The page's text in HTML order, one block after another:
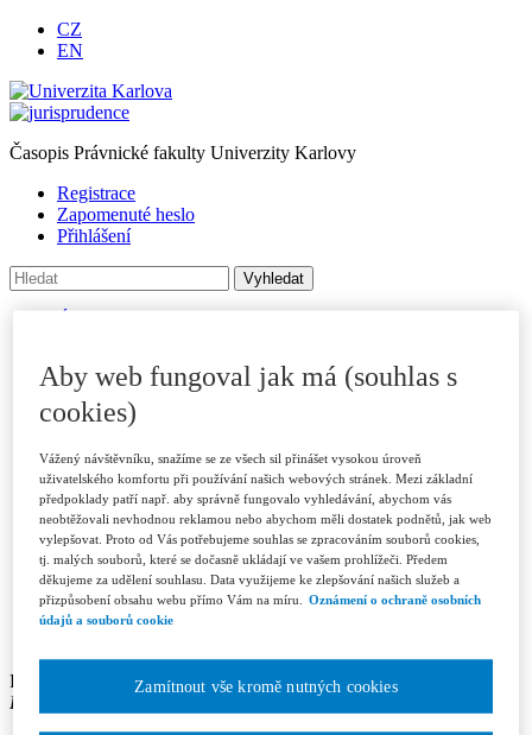
CZ
EN
Časopis Právnické fakulty Univerzity Karlovy
Registrace
Zapomenuté heslo
Přihlášení
Archiv
Pro autory
Autorské příspěvky
Poslat příspěvek
Publikační kritéria
Rubriky
Vzory citací
Recenzní řízení
Etický kodex
Licenční a honorářové podmínky
Redakce
Kontakty
Pavlína Hubková
Pracoviště autora: Právnická fakulta, Univerzita v Maastrichtu
Aby web fungoval jak má (souhlas s
cookies)
Vážený návštěvníku, snažíme se ze všech sil přinášet vysokou úroveň
uživatelského komfortu při používání našich webových stránek. Mezi základní
předpoklady patří např. aby správně fungovalo vyhledávání, abychom vás
neobtěžovali nevhodnou reklamou nebo abychom měli dostatek podnětů, jak web
vylepšovat. Proto od Vás potřebujeme souhlas se zpracováním souborů cookies,
tj. malých souborů, které se dočasně ukládají ve vašem prohlížeči. Předem
děkujeme za udělení souhlasu. Data využijeme ke zlepšování našich služeb a
přizpůsobení obsahu webu přímo Vám na míru.
Oznámení o ochraně osobních
údajů a souborů cookie
Zamítnout vše kromě nutných cookies